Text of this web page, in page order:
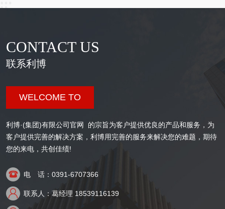
CONTACT US
联系利博
WELCOME TO
利博·(集团)有限公司官网  的宗旨为客户提供优良的产品和服务，为
客户提供完善的解决方案，利博用完善的服务来解决您的难题，期待
您的来电，共创佳绩!
 电 话：0391-6707366
 联系人：葛经理 18539116139